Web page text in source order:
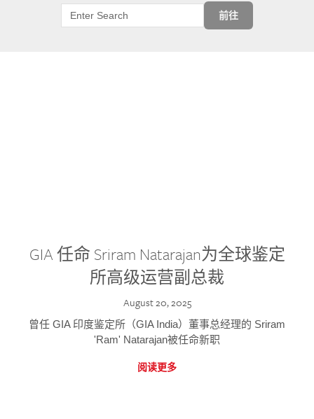
前往
GIA 任命 Sriram Natarajan为全球鉴定
所高级运营副总裁
August 20, 2025
曾任 GIA 印度鉴定所（GIA India）董事总经理的 Sriram
'Ram' Natarajan被任命新职
阅读更多